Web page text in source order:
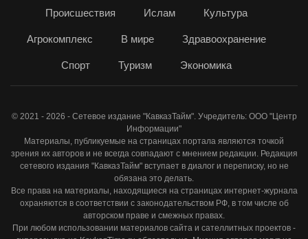
Происшествия Ислам Культура
Агрокомплекс В мире Здравоохранение
Спорт Туризм Экономика
© 2021 - 2026 - Сетевое издание "КавказТайм". Учредитель: ООО "Центр
Информации"
Материалы, публикуемые на страницах портала являются точкой
зрения их авторов и не всегда совпадают с мнением редакции. Редакция
сетевого издания "КавказТайм" вступает в диалог и переписку, но не
обязана это делать.
Все права на материалы, находящиеся на страницах интернет-журнала
охраняются в соответствии с законодательством РФ, в том числе об
авторском праве и смежных правах.
При любом использовании материалов сайта и сателлитных проектов -